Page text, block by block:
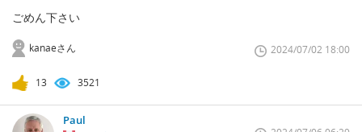
ごめん下さい
kanaeさん 2024/07/02 18:00
13 3521
Paul